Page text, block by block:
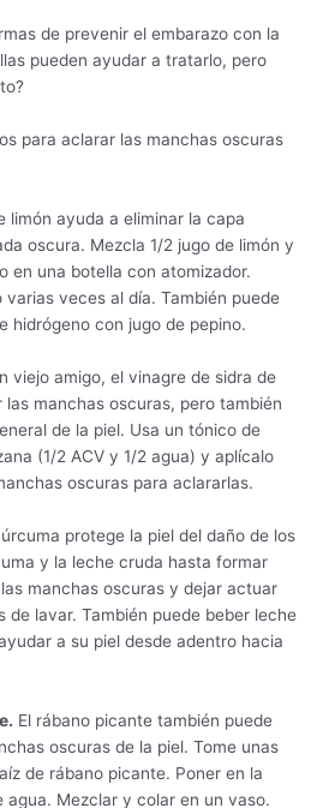
de prevenir el embarazo con la
pueden ayudar a tratarlo, pero
para aclarar las manchas oscuras
limón ayuda a eliminar la capa
oscura. Mezcla 1/2 jugo de limón y
en una botella con atomizador.
veces al día. También puede
hidrógeno con jugo de pepino.
viejo amigo, el vinagre de sidra de
las manchas oscuras, pero también
de la piel. Usa un tónico de
(1/2 ACV y 1/2 agua) y aplícalo
oscuras para aclararlas.
protege la piel del daño de los
y la leche cruda hasta formar
manchas oscuras y dejar actuar
de lavar. También puede beber leche
a su piel desde adentro hacia
El rábano picante también puede
oscuras de la piel. Tome unas
de rábano picante. Poner en la
agua. Mezclar y colar en un vaso.